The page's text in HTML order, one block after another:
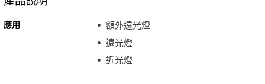
應用
額外遠光燈
遠光燈
近光燈